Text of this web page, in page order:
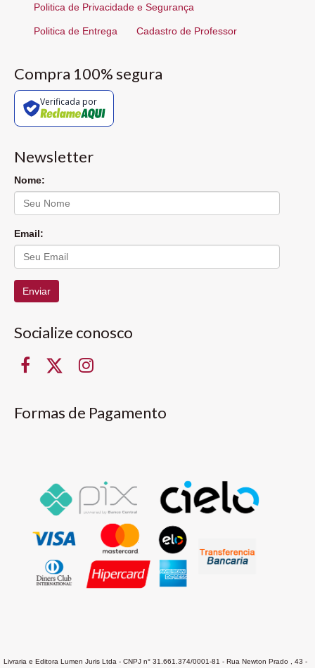
Politica de Privacidade e Segurança
Politica de Entrega Cadastro de Professor
Compra 100% segura
Verificada por
Newsletter
Nome:
Email:
Enviar
Socialize conosco
Formas de Pagamento
Livraria e Editora Lumen Juris Ltda - CNPJ n° 31.661.374/0001-81 - Rua Newton Prado , 43 -